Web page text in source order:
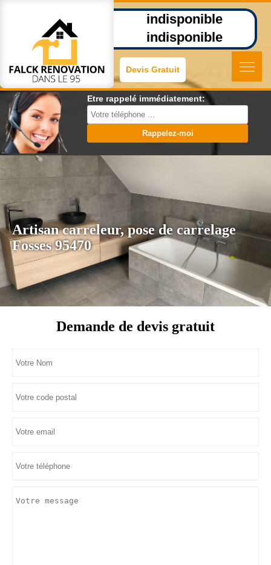
indisponible
indisponible
Devis Gratuit
Etre rappelé immédiatement:
Artisan carreleur, pose de carrelage
Fosses 95470
Demande de devis gratuit